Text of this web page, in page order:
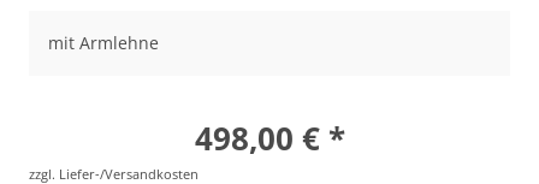
mit Armlehne
498,00 € *
zzgl. Liefer-/Versandkosten